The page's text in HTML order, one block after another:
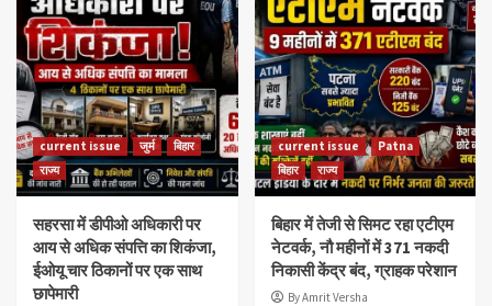
current issue जुर्म
बिहार
राज्य
सहरसा में डीपीओ अधिकारी पर
आय से अधिक संपत्ति का शिकंजा,
ईओयू चार ठिकानों पर एक साथ
छापेमारी
current issue
Patna
बिहार
राज्य
बिहार में तेजी से सिमट रहा एटीएम
नेटवर्क, नौ महीनों में 371 नकदी
निकासी केंद्र बंद, ग्राहक परेशान
By Amrit Versha